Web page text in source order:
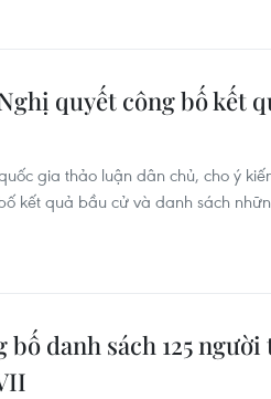
quyết công bố kết
gia thảo luận dân chủ, cho ý
kết quả bầu cử và danh sách
bố danh sách 125